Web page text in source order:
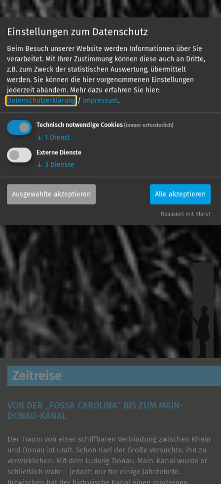
Zeitreise
VON DER „FOSSA CAROLINA“ BIS ZUM MAIN-
DONAU-KANAL
Der Traum von einer schiffbaren Verbindung zwischen Rhein
und Donau ist uralt. Schon Karl der Große versuchte, ihn zu
verwirklichen. Mit dem Ludwig-Donau-Main-Kanal wurde er
schließlich wahr – jedoch nur für einige Jahrzehnte.
Einstellungen zum Datenschutz
Beim Besuch unserer Website werden Informationen über Sie
verarbeitet. Mit Ihrer Zustimmung können diese auch an Dritte,
z.B. zum Zweck der statistischen Auswertung, übermittelt
werden. Sie können die hier vorgenommenen Einstellungen
jederzeit abändern. Mehr dazu erfahren Sie hier:
Datenschutzerklärung / Impressum.
Technisch notwendige Cookies(immer erforderlich)
↓ 1 Dienst
Externe Dienste
↓ 3 Dienste
Ausgewählte akzeptieren Alle akzeptieren
Realisiert mit Klaro!